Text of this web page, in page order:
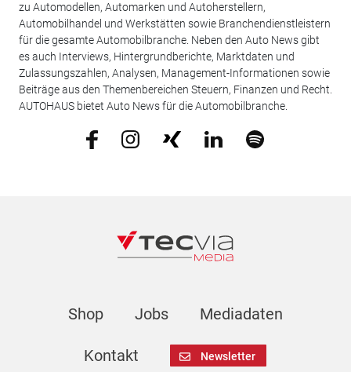
zu Automodellen, Automarken und Autoherstellern,
Automobilhandel und Werkstätten sowie Branchendienstleistern
für die gesamte Automobilbranche. Neben den Auto News gibt
es auch Interviews, Hintergrundberichte, Marktdaten und
Zulassungszahlen, Analysen, Management-Informationen sowie
Beiträge aus den Themenbereichen Steuern, Finanzen und Recht.
AUTOHAUS bietet Auto News für die Automobilbranche.
Shop Jobs Mediadaten
Kontakt Newsletter